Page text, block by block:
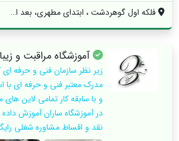
فلکه اول گوهردشت ، ابتدای مطهری، بعد از ...
آموزشگاه مراقبت و
زیر نظر سازمان فنی و حرفه
مدرک معتبر فنی و حرفه ای
و با سابقه کار تمامی لاین های
در آموزشگاه ساران آموزش
نقد و اقساط مشاوره شغلی